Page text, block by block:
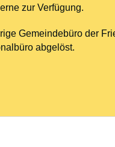
zur Verfügung.
Gemeindebüro der
abgelöst.